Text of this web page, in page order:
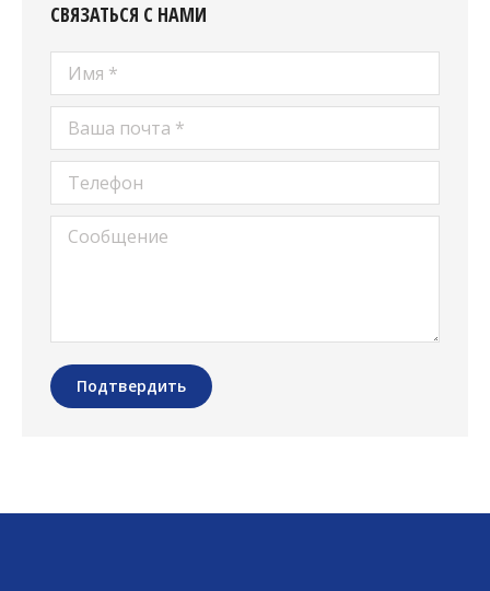
СВЯЗАТЬСЯ С НАМИ
Имя *
Ваша почта *
Телефон
Сообщение
Подтвердить